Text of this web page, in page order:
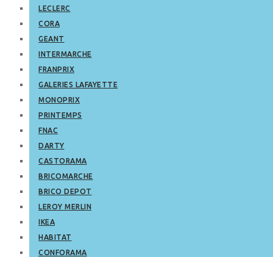
LECLERC
CORA
GEANT
INTERMARCHE
FRANPRIX
GALERIES LAFAYETTE
MONOPRIX
PRINTEMPS
FNAC
DARTY
CASTORAMA
BRICOMARCHE
BRICO DEPOT
LEROY MERLIN
IKEA
HABITAT
CONFORAMA